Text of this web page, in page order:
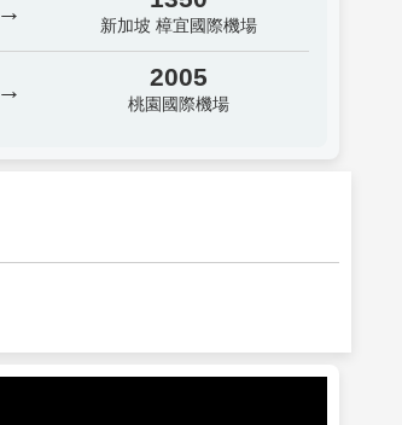
→ 新加坡 樟宜國際機場
→ 2005
桃園國際機場